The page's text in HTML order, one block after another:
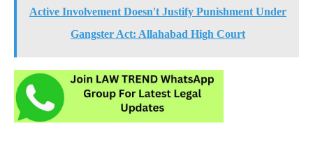
Active Involvement Doesn't Justify Punishment Under
Gangster Act: Allahabad High Court